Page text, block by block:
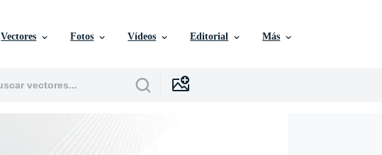
Vectores Fotos Vídeos Editorial Más